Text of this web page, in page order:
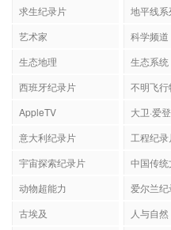
求生纪录片
地平线系
艺术家
科学频道
生态地理
生态系统
西班牙纪录片
不明飞行
AppleTV
大卫·爱
意大利纪录片
工程纪录
宇宙探索纪录片
中国传
动物超能力
爱尔兰
古埃及
人与自然